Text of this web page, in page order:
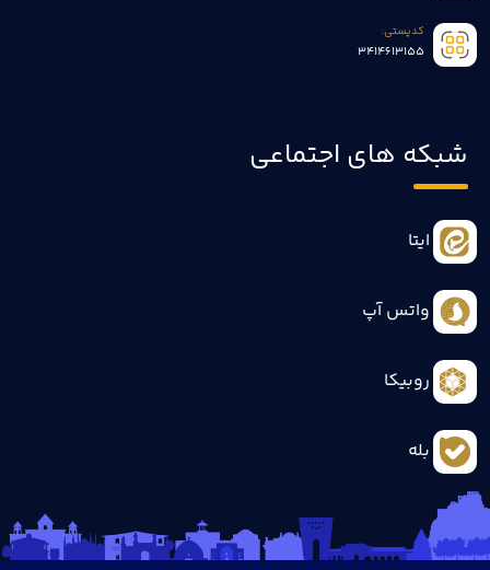
کدپستی:
3414613155
شبکه های اجتماعی
ایتا
واتس آپ
روبیکا
بله